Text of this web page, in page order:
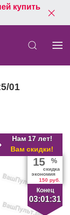
купить
01
Нам 17 лет!
Вам скидки!
Конец
03:01:30
15 %
скидка
экономия
150 руб.